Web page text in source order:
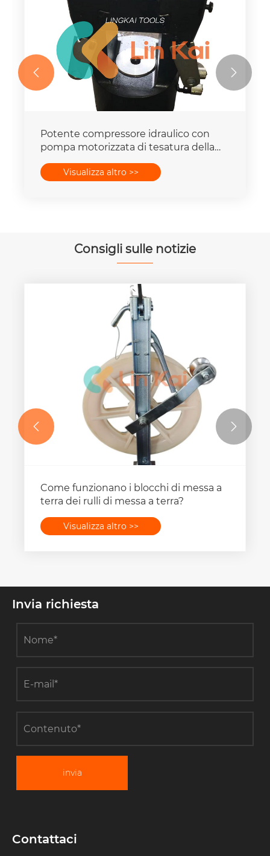
Potente compressore idraulico con
pompa motorizzata di tesatura della
Visualizza altro >>
 
Consigli sulle notizie
Come funzionano i blocchi di messa a
terra dei rulli di messa a terra?
Visualizza altro >>
 
Invia richiesta
invia
Contattaci